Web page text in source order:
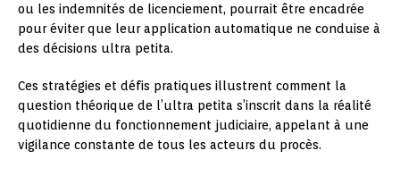
ou les indemnités de licenciement, pourrait être encadrée
pour éviter que leur application automatique ne conduise à
des décisions ultra petita.
Ces stratégies et défis pratiques illustrent comment la
question théorique de l’ultra petita s’inscrit dans la réalité
quotidienne du fonctionnement judiciaire, appelant à une
vigilance constante de tous les acteurs du procès.